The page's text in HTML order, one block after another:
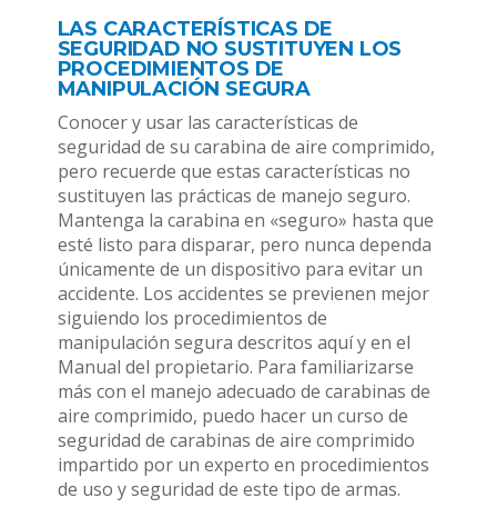
LAS CARACTERÍSTICAS DE
SEGURIDAD NO SUSTITUYEN LOS
PROCEDIMIENTOS DE
MANIPULACIÓN SEGURA
Conocer y usar las características de
seguridad de su carabina de aire comprimido,
pero recuerde que estas características no
sustituyen las prácticas de manejo seguro.
Mantenga la carabina en «seguro» hasta que
esté listo para disparar, pero nunca dependa
únicamente de un dispositivo para evitar un
accidente. Los accidentes se previenen mejor
siguiendo los procedimientos de
manipulación segura descritos aquí y en el
Manual del propietario. Para familiarizarse
más con el manejo adecuado de carabinas de
aire comprimido, puedo hacer un curso de
seguridad de carabinas de aire comprimido
impartido por un experto en procedimientos
de uso y seguridad de este tipo de armas.